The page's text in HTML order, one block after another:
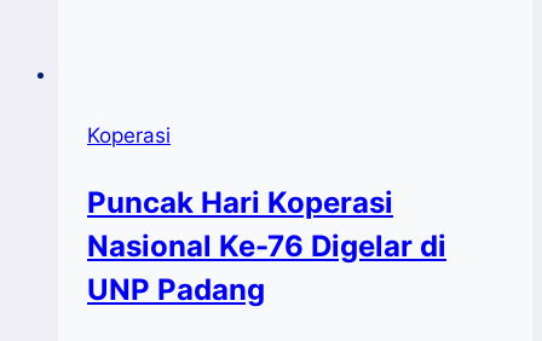
Koperasi
Puncak Hari Koperasi
Nasional Ke-76 Digelar di
UNP Padang